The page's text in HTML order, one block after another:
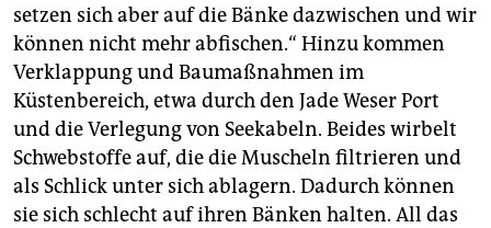
setzen sich aber auf die Bänke dazwischen und wir
können nicht mehr abfischen.“ Hinzu kommen
Verklappung und Baumaßnahmen im
Küstenbereich, etwa durch den Jade Weser Port
und die Verlegung von Seekabeln. Beides wirbelt
Schwebstoffe auf, die die Muscheln filtrieren und
als Schlick unter sich ablagern. Dadurch können
sie sich schlecht auf ihren Bänken halten. All das